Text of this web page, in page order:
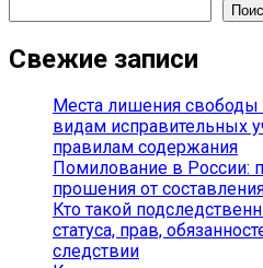
Свежие записи
Места лишения
видам исправительных
правилам содержания
Помилование в России:
прошения от
Кто такой
статуса, прав,
следствии